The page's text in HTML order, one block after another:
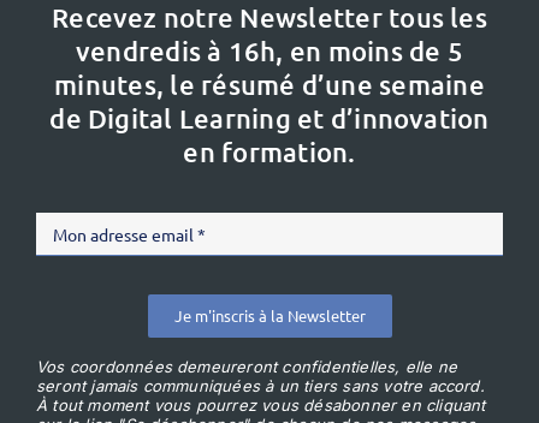
Recevez notre Newsletter tous les
vendredis à 16h, en moins de 5
minutes, le résumé d’une semaine
de Digital Learning et d’innovation
en formation.
Je m'inscris à la Newsletter
Vos coordonnées demeureront confidentielles, elle ne
seront jamais communiquées à un tiers sans votre accord.
À tout moment vous pourrez vous désabonner en cliquant